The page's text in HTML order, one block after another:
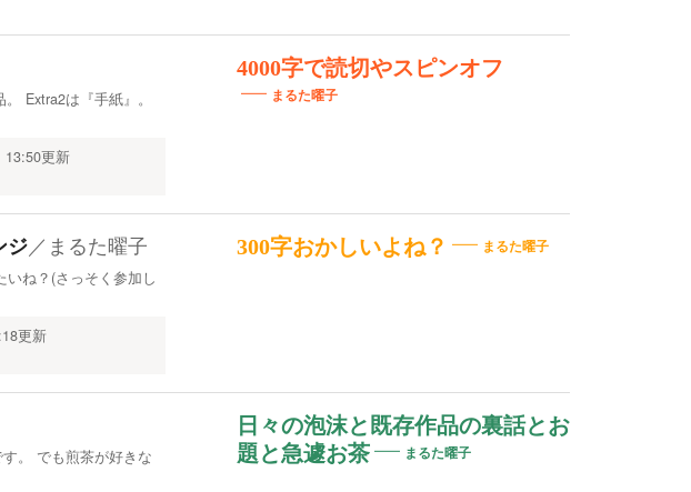
Extra2は『手紙』。
13:50更新
4000字で読切やスピンオフ
まるた曜子
ジ／ まるた曜子
ね？(さっそく参加し
更新
300字おかしいよね？ まるた曜子
。 でも煎茶が好きな
日々の泡沫と既存作品の裏話とお
題と急遽お茶
まるた曜子